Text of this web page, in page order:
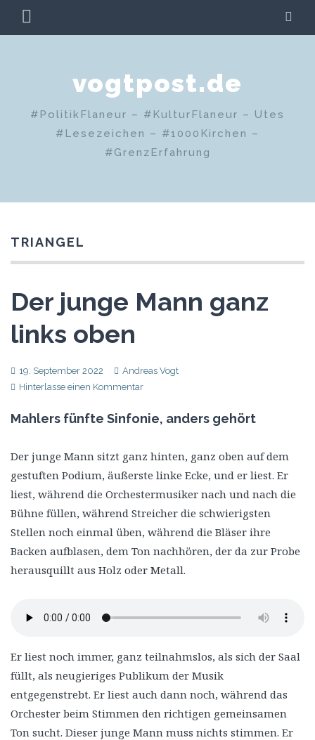
Zum
Inhalt MENÜ
vogtpost.de
#PolitikFlaneur – #KulturFlaneur – Utes
#Lesezeichen – #1000Kirchen –
#GrenzErfahrung
TRIANGEL
Der junge Mann ganz
links oben
19. September 2022
Andreas Vogt
Hinterlasse einen Kommentar
Mahlers fünfte Sinfonie, anders gehört
Der junge Mann sitzt ganz hinten, ganz oben auf dem
gestuften Podium, äußerste linke Ecke, und er liest. Er
liest, während die Orchestermusiker nach und nach die
Bühne füllen, während Streicher die schwierigsten
Stellen noch einmal üben, während die Bläser ihre
Backen aufblasen, dem Ton nachhören, der da zur Probe
herausquillt aus Holz oder Metall.
Er liest noch immer, ganz teilnahmslos, als sich der Saal
füllt, als neugieriges Publikum der Musik
entgegenstrebt. Er liest auch dann noch, während das
Orchester beim Stimmen den richtigen gemeinsamen
Ton sucht. Dieser junge Mann muss nichts stimmen. Er